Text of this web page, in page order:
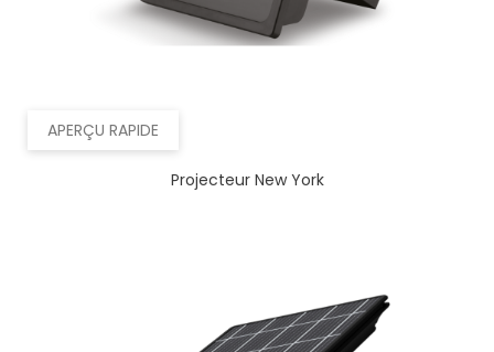
APERÇU RAPIDE
Projecteur New York